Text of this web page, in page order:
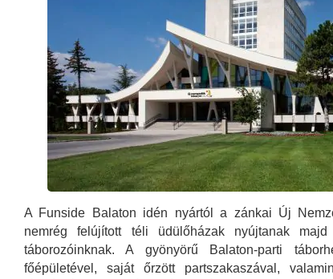
A Funside Balaton idén nyártól a zánkai Új
nemrég felújított téli üdülőházak nyújtanak
táborozóinknak. A gyönyörű Balaton-parti
főépületével, saját őrzött partszakaszával,